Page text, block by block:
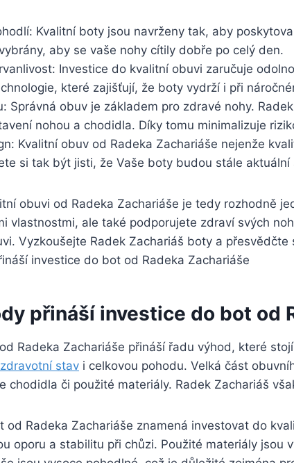
⁣Kvalitní boty⁣ jsou navrženy tak, ‍aby
aby se vaše nohy cítily​ dobře po celý den.
⁤Investice do kvalitní obuvi‌ zaručuje
které zajišťují, že boty ‍vydrží i při
Správná obuv‍ je základem pro zdravé‌ nohy.
nohou a chodidla. Díky⁢ tomu minimalizuje
Kvalitní‍ obuv od Radeka‍ Zachariáše​ nejenže
si ⁤tak být jisti, že Vaše boty‍ budou stále
obuvi od Radeka ‍Zachariáše je tedy rozhodně
vlastnostmi, ale také podporujete zdraví svých
Vyzkoušejte Radek Zachariáš boty a
přináší investice do‍ bot od
​Radeka Zachariáše přináší řadu ‍výhod, které
stav i celkovou​ pohodu. Velká část⁤
chodidla či použité materiály. Radek Zachariáš
od ⁢Radeka⁣ Zachariáše⁤ znamená investovat do
oporu a ​stabilitu při chůzi. Použité materiály